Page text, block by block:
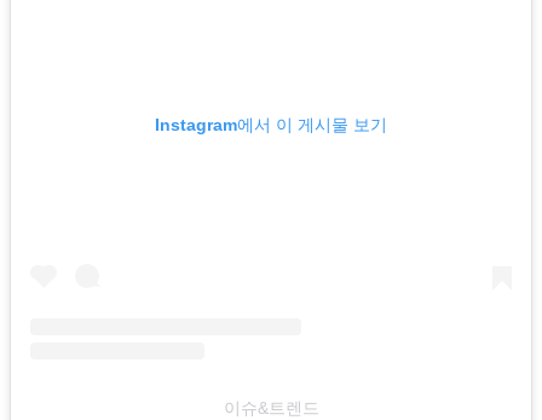
Instagram에서 이 게시물 보기
이슈&트렌드